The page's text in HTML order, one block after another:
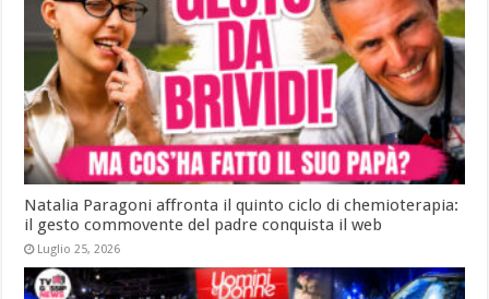
Natalia Paragoni affronta il quinto ciclo di chemioterapia:
il gesto commovente del padre conquista il web
Luglio 25, 2026